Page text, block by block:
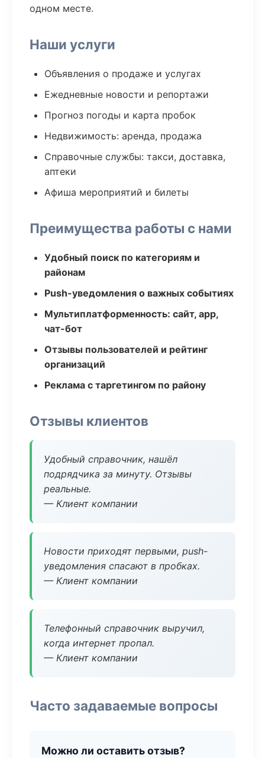
одном месте.
Наши услуги
Объявления о продаже и услугах
Ежедневные новости и репортажи
Прогноз погоды и карта пробок
Недвижимость: аренда, продажа
Справочные службы: такси, доставка,
аптеки
Афиша мероприятий и билеты
Преимущества работы с нами
Удобный поиск по категориям и
районам
Push-уведомления о важных событиях
Мультиплатформенность: сайт, app,
чат-бот
Отзывы пользователей и рейтинг
организаций
Реклама с таргетингом по району
Отзывы клиентов
Удобный справочник, нашёл
подрядчика за минуту. Отзывы
реальные.
— Клиент компании
Новости приходят первыми, push-
уведомления спасают в пробках.
— Клиент компании
Телефонный справочник выручил,
когда интернет пропал.
— Клиент компании
Часто задаваемые вопросы
Можно ли оставить отзыв?